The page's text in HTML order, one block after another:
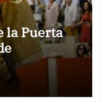
la Puerta